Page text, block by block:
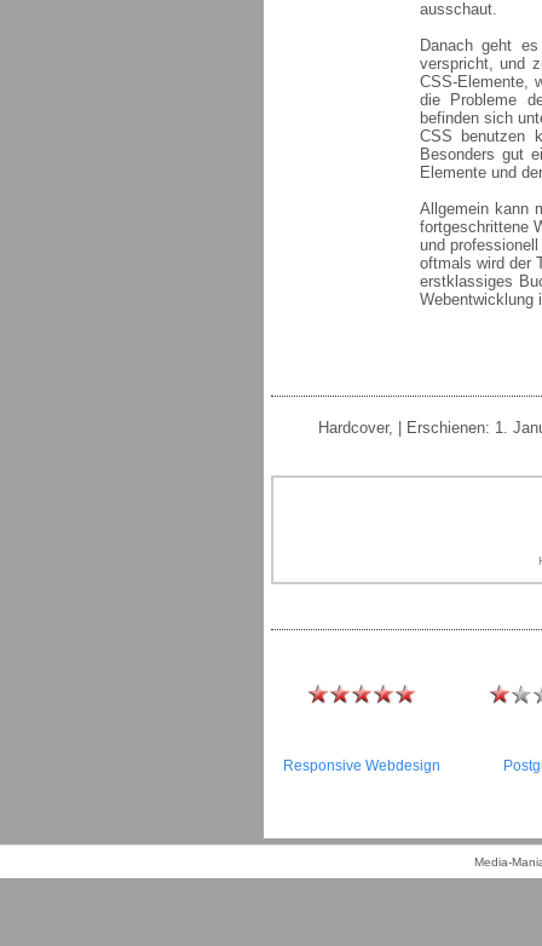
ausschaut.
Danach geht
verspricht, und
CSS-Elemente,
die Probleme
befinden sich
CSS benutzen
Besonders gut
Elemente und
Allgemein kann
fortgeschrittene
und
oftmals wird der
erstklassiges
Webentwicklung
Hardcover, | Erschienen: 1.
Responsive Webdesign
Media-